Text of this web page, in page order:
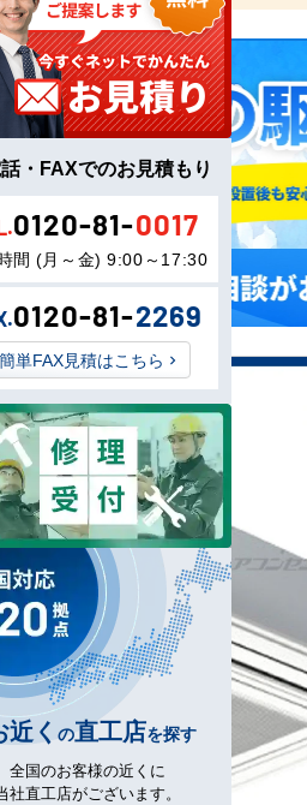
・FAXでのお見積もり
0120-81-0017
間 (月～金) 9:00～17:30
0120-81-2269
簡単FAX見積はこちら
近く の直工店を探す
全国のお客様の近くに
社直工店がございます。